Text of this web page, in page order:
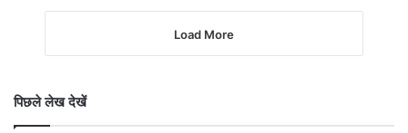
Load More
पिछले लेख देखें